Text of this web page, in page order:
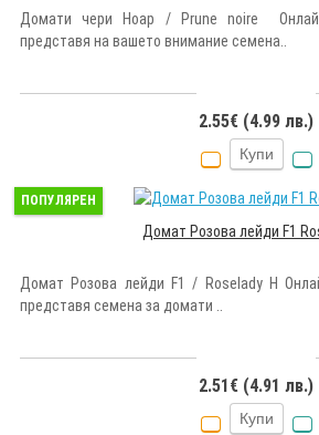
Домати чери Ноар / Prune noire Онлайн
представя на вашето внимание семена..
2.55€ (4.99 лв.)
Купи
ПОПУЛЯРЕН
Домат Розова лейди F1
Домат Розова лейди F1 / Roselady H
представя семена за домати ..
2.51€ (4.91 лв.)
Купи